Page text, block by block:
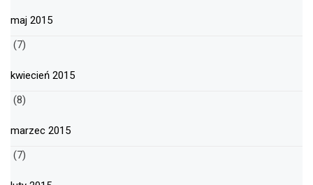
maj 2015
(7)
kwiecień 2015
(8)
marzec 2015
(7)